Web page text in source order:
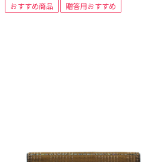
おすすめ商品 贈答用おすすめ